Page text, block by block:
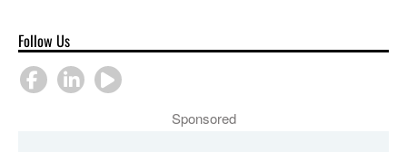
Follow Us
Sponsored